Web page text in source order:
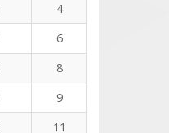
4
6
8
9
11